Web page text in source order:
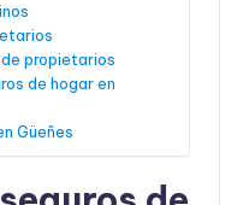
propietarios
de hogar en
Güeñes